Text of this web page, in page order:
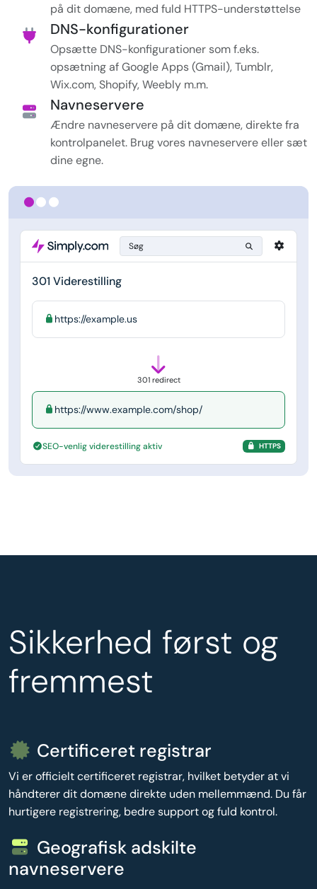
Søg
301 Viderestilling
https://example.us
301 redirect
https://www.example.com/shop/
SEO-venlig viderestilling aktiv HTTPS
på dit domæne, med fuld HTTPS-understøttelse
DNS-konfigurationer
Opsætte DNS-konfigurationer som f.eks.
opsætning af Google Apps (Gmail), Tumblr,
Wix.com, Shopify, Weebly m.m.
Navneservere
Ændre navneservere på dit domæne, direkte fra
kontrolpanelet. Brug vores navneservere eller sæt
dine egne.
Sikkerhed først og
fremmest
Certificeret registrar
Vi er officielt certificeret registrar, hvilket betyder at vi
håndterer dit domæne direkte uden mellemmænd. Du får
hurtigere registrering, bedre support og fuld kontrol.
Geografisk adskilte
navneservere